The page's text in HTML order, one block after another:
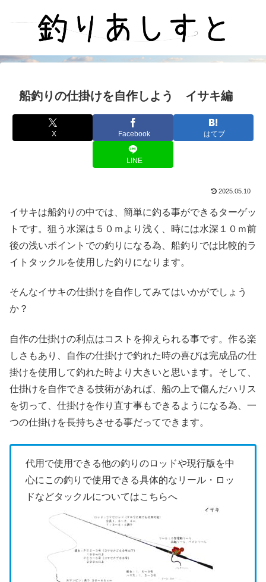
船釣りの仕掛けを自作しよう イサキ編
X Facebook はてブ
LINE
2025.05.10
イサキは船釣りの中では、簡単に釣る事ができるターゲッ
トです。狙う水深は５０ｍより浅く、時には水深１０ｍ前
後の浅いポイントでの釣りになる為、船釣りでは比較的ラ
イトタックルを使用した釣りになります。
そんなイサキの仕掛けを自作してみてはいかがでしょう
か？
自作の仕掛けの利点はコストを抑えられる事です。作る楽
しさもあり、自作の仕掛けで釣れた時の喜びは完成品の仕
掛けを使用して釣れた時より大きいと思います。そして、
仕掛けを自作できる技術があれば、船の上で傷んだハリス
を切って、仕掛けを作り直す事もできるようになる為、一
つの仕掛けを長持ちさせる事だってできます。
代用で使用できる他の釣りのロッドや現行版を中
心にこの釣りで使用できる具体的なリール・ロッ
ドなどタックルについてはこちらへ